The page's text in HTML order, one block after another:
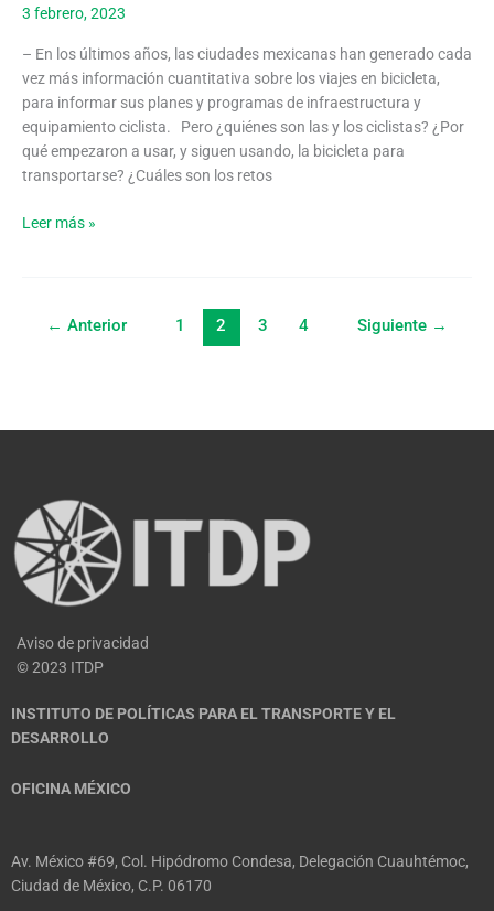
3 febrero, 2023
– En los últimos años, las ciudades mexicanas han generado cada
vez más información cuantitativa sobre los viajes en bicicleta,
para informar sus planes y programas de infraestructura y
equipamiento ciclista. Pero ¿quiénes son las y los ciclistas? ¿Por
qué empezaron a usar, y siguen usando, la bicicleta para
transportarse? ¿Cuáles son los retos
desarrollo
en
carbono.
Resultados
del
Perfil
Ciclista
cinco
Leer más »
← Anterior 1 2 3 4 Siguiente →
Aviso de privacidad
© 2023 ITDP
INSTITUTO DE POLÍTICAS PARA EL TRANSPORTE Y EL
DESARROLLO
OFICINA MÉXICO
Av. México #69, Col. Hipódromo Condesa, Delegación Cuauhtémoc,
Ciudad de México, C.P. 06170